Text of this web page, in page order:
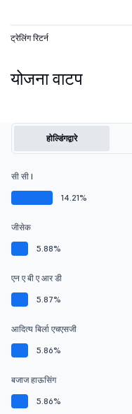
ट्रेलिंग रिटर्न
योजना वाटप
होल्डिंगद्वारे
सी सी I
14.21%
जीसेक
5.88%
एन ए बी ए आर डी
5.87%
आदित्य बिर्ला एचएसजी
5.86%
बजाज हाऊसिंग
5.86%